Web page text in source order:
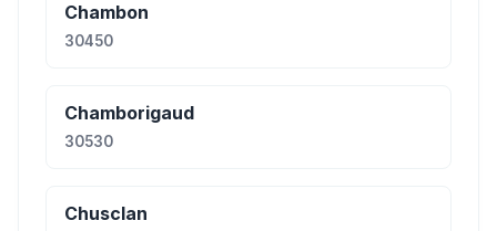
Chambon
30450
Chamborigaud
30530
Chusclan